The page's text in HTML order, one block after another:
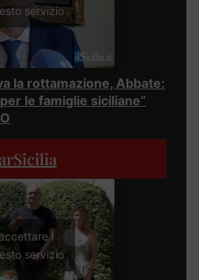
servizio
la rottamazione, Abbate:
le famiglie siciliane”
i
servizio